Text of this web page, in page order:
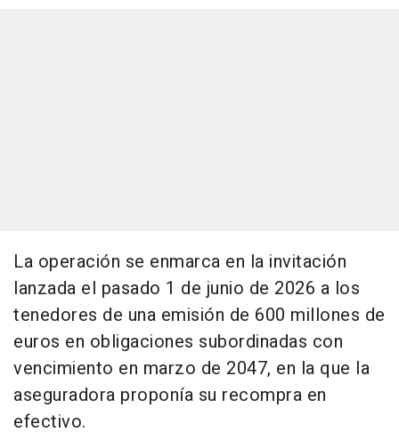
La operación se enmarca en la invitación
lanzada el pasado 1 de junio de 2026 a los
tenedores de una emisión de 600 millones de
euros en obligaciones subordinadas con
vencimiento en marzo de 2047, en la que la
aseguradora proponía su recompra en
efectivo.